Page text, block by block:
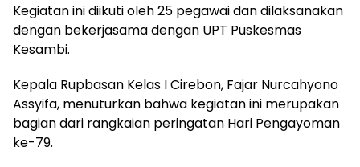
Kegiatan ini diikuti oleh 25 pegawai dan dilaksanakan
dengan bekerjasama dengan UPT Puskesmas
Kesambi.
Kepala Rupbasan Kelas I Cirebon, Fajar Nurcahyono
Assyifa, menuturkan bahwa kegiatan ini merupakan
bagian dari rangkaian peringatan Hari Pengayoman
ke-79.